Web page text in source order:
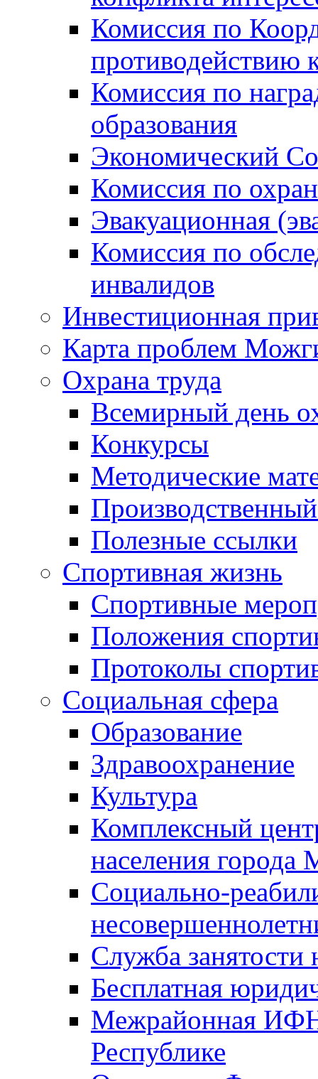
Комиссия по
противодействию
Комиссия по
образования
Экономический
Комиссия по
Эвакуационная
Комиссия по
инвалидов
Инвестиционная
Карта проблем
Охрана труда
Всемирный день
Конкурсы
Методические
Полезные ссылки
Спортивная жизнь
Спортивные
Положения
Протоколы
Социальная сфера
Образование
Здравоохранение
Культура
Комплексный
населения города
Социально-
Служба занятости
Бесплатная
Межрайонная
Республике